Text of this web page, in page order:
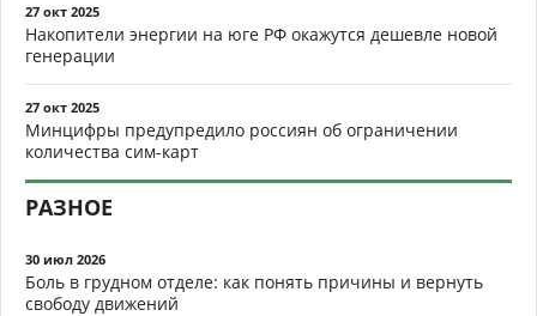
27 окт 2025
Накопители энергии на юге РФ окажутся дешевле новой
генерации
27 окт 2025
Минцифры предупредило россиян об ограничении
количества сим-карт
РАЗНОЕ
30 июл 2026
Боль в грудном отделе: как понять причины и вернуть
свободу движений